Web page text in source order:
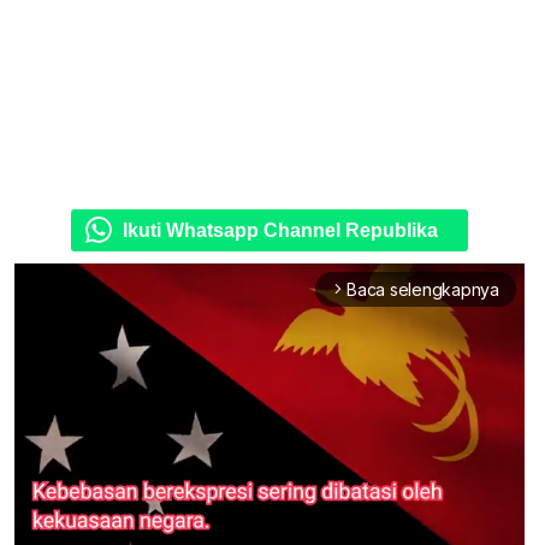
Ikuti Whatsapp Channel Republika
arrow_forward_ios Baca selengkapnya